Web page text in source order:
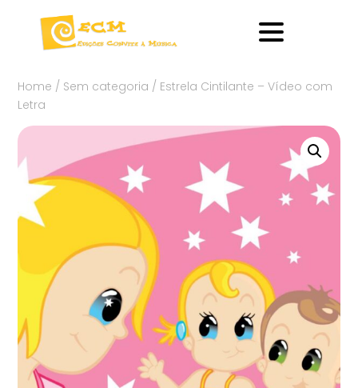
Home / Sem categoria / Estrela Cintilante – Vídeo com
Letra